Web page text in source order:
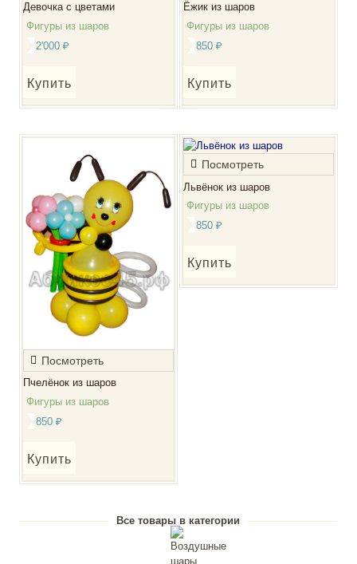
Девочка с цветами
Фигуры из шаров
2'000 ₽
Купить
Ёжик из шаров
Фигуры из шаров
850 ₽
Купить
Посмотреть
Пчелёнок из шаров
Фигуры из шаров
850 ₽
Купить
Посмотреть
Львёнок из шаров
Фигуры из шаров
850 ₽
Купить
Все товары в категории